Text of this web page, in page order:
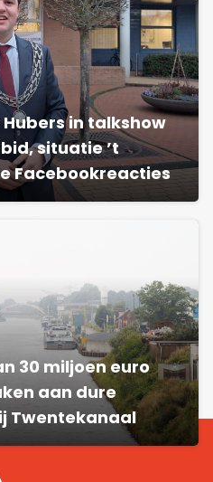
in talkshow
situatie ’t
Facebookreacties
30 miljoen euro
aan dure
Twentekanaal